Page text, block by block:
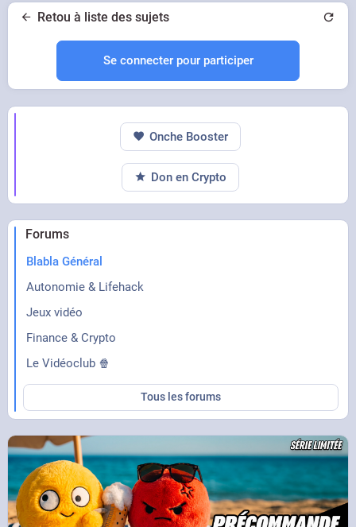
Retou à liste des sujets
Se connecter pour participer
Forums
Blabla Général
Autonomie & Lifehack
Jeux vidéo
Finance & Crypto
Le Vidéoclub 🍿
Tous les forums
Onche Booster
Don en Crypto